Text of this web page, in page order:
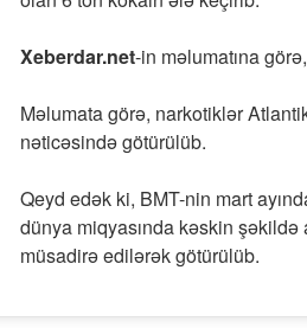
Xeberdar.net-in məlumatına
Məlumata görə, narkotiklər
nəticəsində götürülüb.
Qeyd edək ki, BMT-nin mart
dünya miqyasında kəskin
müsadirə edilərək götürülüb.